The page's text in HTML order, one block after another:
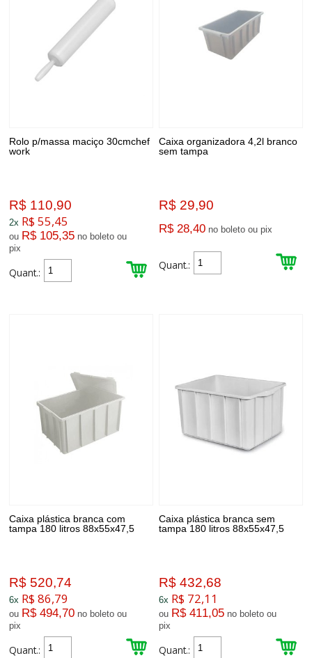
Rolo p/massa maciço 30cmchef
work
R$ 110,90
2x R$ 55,45
ou R$ 105,35 no boleto ou
pix
Quant.:
Caixa organizadora 4,2l branco
sem tampa
R$ 29,90
R$ 28,40 no boleto ou pix
Quant.:
Caixa plástica branca com
tampa 180 litros 88x55x47,5
R$ 520,74
6x R$ 86,79
ou R$ 494,70 no boleto ou
pix
Quant.:
Caixa plástica branca sem
tampa 180 litros 88x55x47,5
R$ 432,68
6x R$ 72,11
ou R$ 411,05 no boleto ou
pix
Quant.: